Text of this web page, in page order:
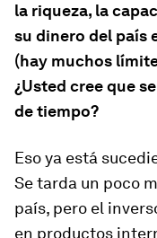
la riqueza, la
su dinero del país
(hay muchos
¿Usted cree que
de tiempo?
Eso ya está
Se tarda un poco
país, pero el
en productos